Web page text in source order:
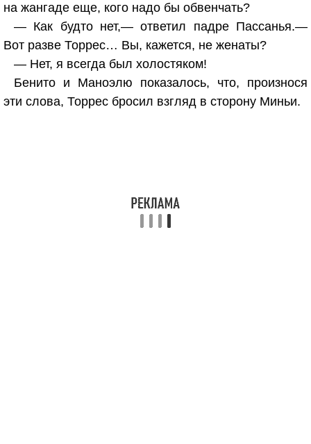
на жангаде еще, кого надо бы обвенчать?
— Как будто нет,— ответил падре Пассанья.—
Вот разве Торрес… Вы, кажется, не женаты?
— Нет, я всегда был холостяком!
Бенито и Маноэлю показалось, что, произнося
эти слова, Торрес бросил взгляд в сторону Миньи.